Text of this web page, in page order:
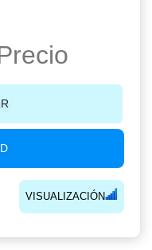
VISUALIZACIÓN